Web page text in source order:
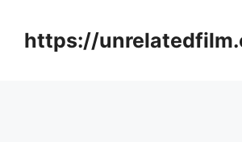
contenthttps://